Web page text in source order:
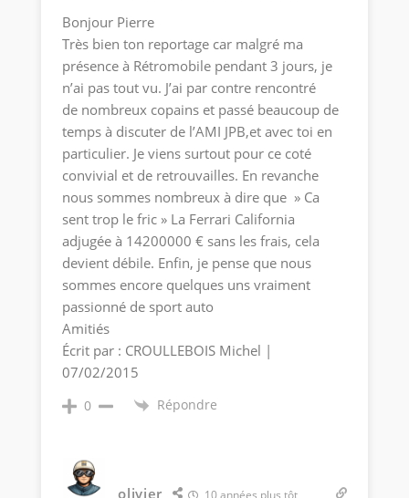
Bonjour Pierre
Très bien ton reportage car malgré ma
présence à Rétromobile pendant 3 jours, je
n’ai pas tout vu. J’ai par contre rencontré
de nombreux copains et passé beaucoup de
temps à discuter de l’AMI JPB,et avec toi en
particulier. Je viens surtout pour ce coté
convivial et de retrouvailles. En revanche
nous sommes nombreux à dire que » Ca
sent trop le fric » La Ferrari California
adjugée à 14200000 € sans les frais, cela
devient débile. Enfin, je pense que nous
sommes encore quelques uns vraiment
passionné de sport auto
Amitiés
Écrit par : CROULLEBOIS Michel |
07/02/2015
0 Répondre
olivier 10 années plus tôt